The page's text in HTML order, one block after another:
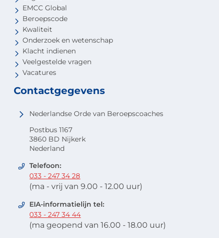
EMCC Global
Beroepscode
Kwaliteit
Onderzoek en wetenschap
Klacht indienen
Veelgestelde vragen
Vacatures
Contactgegevens
Nederlandse Orde van Beroepscoaches
Postbus 1167
3860 BD Nijkerk
Nederland
Telefoon:
033 - 247 34 28
(ma - vrij van 9.00 - 12.00 uur)
EIA-informatielijn tel:
033 - 247 34 44
(ma geopend van 16.00 - 18.00 uur)